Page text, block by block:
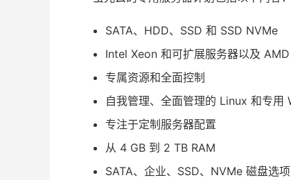
SATA、HDD、SSD 和 SSD NVMe
Intel Xeon 和可扩展服务器以及 AMD
专属资源和全面控制
自我管理、全面管理的 Linux 和专用
专注于定制服务器配置
从 4 GB 到 2 TB RAM
SATA、企业、SSD、NVMe 磁盘选项